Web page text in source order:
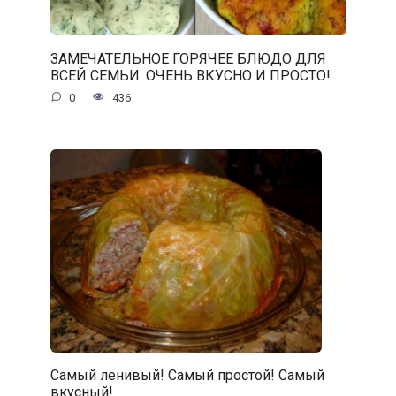
ЗАМЕЧАТЕЛЬНОЕ ГОРЯЧЕЕ БЛЮДО ДЛЯ
ВСЕЙ СЕМЬИ. ОЧЕНЬ ВКУСНО И ПРОСТО!
0 436
Самый ленивый! Самый простой! Самый
вкусный!